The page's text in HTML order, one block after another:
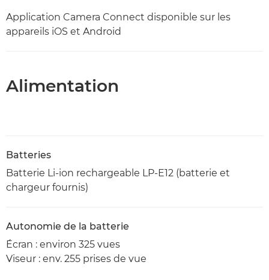
Application Camera Connect disponible sur les
appareils iOS et Android
Alimentation
Batteries
Batterie Li-ion rechargeable LP-E12 (batterie et
chargeur fournis)
Autonomie de la batterie
Écran : environ 325 vues
Viseur : env. 255 prises de vue